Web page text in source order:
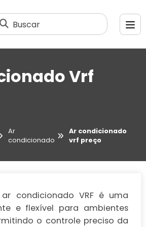
Buscar
Vrf
Ar
condicionado
Ar condicionado
vrf preço
condicionado VRF é uma
e flexível para ambientes
o controle preciso da